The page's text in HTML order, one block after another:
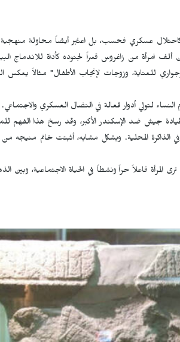
كاحتلال عسكري فحسب، بل اعتُبر أيضاً محاولة منهجية
ألف امرأة من زاغروس قسراً لجنوده كأداة للاندماج
للعناية، وزوجات لإنجاب الأطفال" مثالاً يعكس
لتولي أدوار فعالة في النضال العسكري والاجتماعي.
جيش ضد الإسكندر الأكبر، وقد رسخ هذا الفهم
الذاكرة المحلية. وبشكل مشابه، أثبتت خانم منيجه
المرأة فاعلاً حراً ونشطاً في الحياة الاجتماعية، وبين